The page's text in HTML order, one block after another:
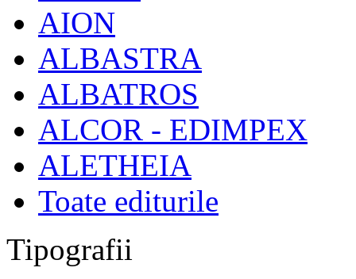
AION
ALBASTRA
ALBATROS
ALCOR - EDIMPEX
ALETHEIA
Toate editurile
Tipografii